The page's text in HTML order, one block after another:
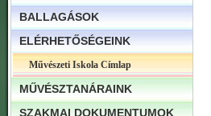
BALLAGÁSOK
ELÉRHETŐSÉGEINK
Művészeti Iskola Címlap
MŰVÉSZTANÁRAINK
SZAKMAI DOKUMENTUMOK